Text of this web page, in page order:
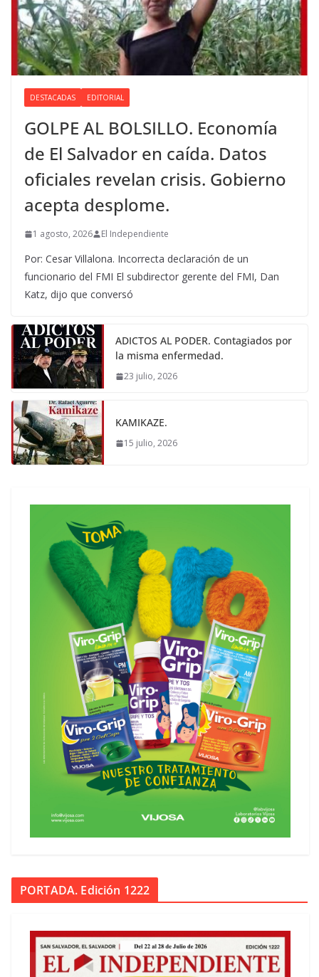
DESTACADAS EDITORIAL
GOLPE AL BOLSILLO. Economía
de El Salvador en caída. Datos
oficiales revelan crisis. Gobierno
acepta desplome.
1 agosto, 2026 El Independiente
Por: Cesar Villalona. Incorrecta declaración de un
funcionario del FMI El subdirector gerente del FMI, Dan
Katz, dijo que conversó
ADICTOS AL PODER. Contagiados por
la misma enfermedad.
23 julio, 2026
KAMIKAZE.
15 julio, 2026
PORTADA. Edición 1222